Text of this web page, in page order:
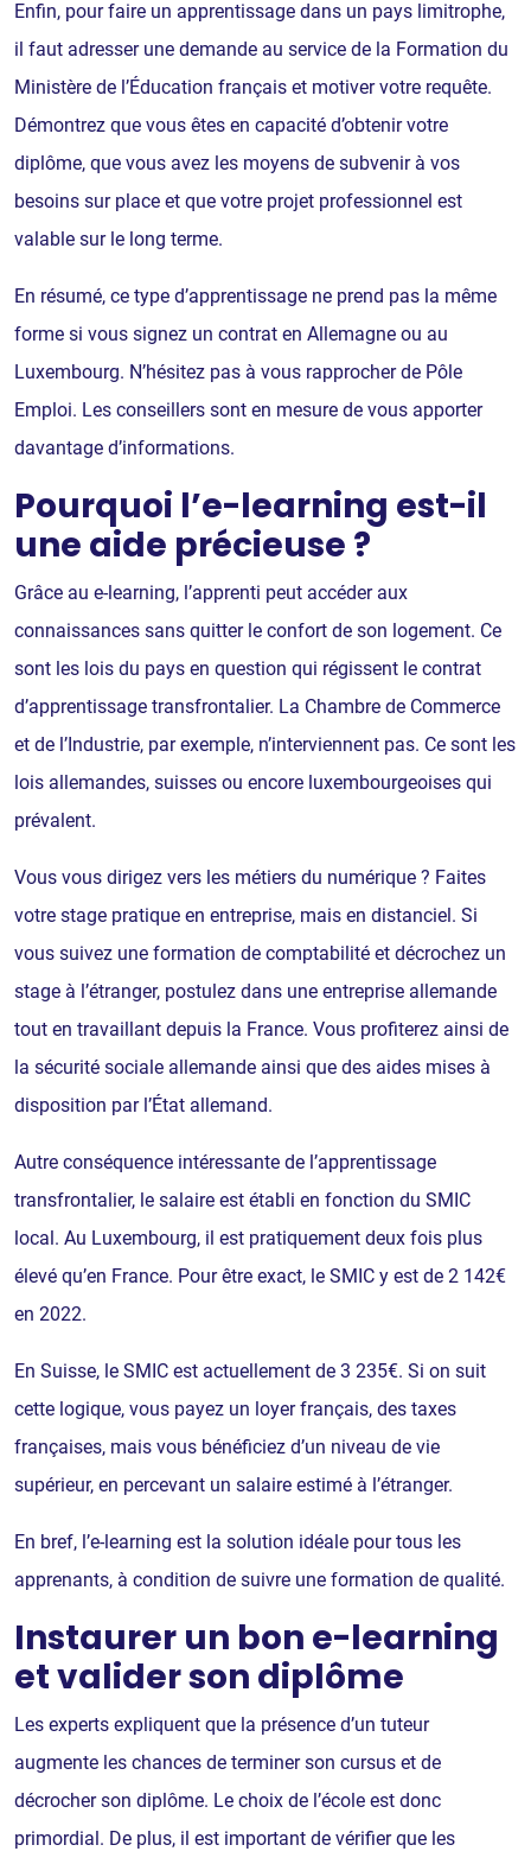
Enfin, pour faire un apprentissage dans un pays limitrophe,
il faut adresser une demande au service de la Formation du
Ministère de l’Éducation français et motiver votre requête.
Démontrez que vous êtes en capacité d’obtenir votre
diplôme, que vous avez les moyens de subvenir à vos
besoins sur place et que votre projet professionnel est
valable sur le long terme.
En résumé, ce type d’apprentissage ne prend pas la même
forme si vous signez un contrat en Allemagne ou au
Luxembourg. N’hésitez pas à vous rapprocher de Pôle
Emploi. Les conseillers sont en mesure de vous apporter
davantage d’informations.
Pourquoi l’e-learning est-il
une aide précieuse ?
Grâce au e-learning, l’apprenti peut accéder aux
connaissances sans quitter le confort de son logement. Ce
sont les lois du pays en question qui régissent le contrat
d’apprentissage transfrontalier. La Chambre de Commerce
et de l’Industrie, par exemple, n’interviennent pas. Ce sont les
lois allemandes, suisses ou encore luxembourgeoises qui
prévalent.
Vous vous dirigez vers les métiers du numérique ? Faites
votre stage pratique en entreprise, mais en distanciel. Si
vous suivez une formation de comptabilité et décrochez un
stage à l’étranger, postulez dans une entreprise allemande
tout en travaillant depuis la France. Vous profiterez ainsi de
la sécurité sociale allemande ainsi que des aides mises à
disposition par l’État allemand.
Autre conséquence intéressante de l’apprentissage
transfrontalier, le salaire est établi en fonction du SMIC
local. Au Luxembourg, il est pratiquement deux fois plus
élevé qu’en France. Pour être exact, le SMIC y est de 2 142€
en 2022.
En Suisse, le SMIC est actuellement de 3 235€. Si on suit
cette logique, vous payez un loyer français, des taxes
françaises, mais vous bénéficiez d’un niveau de vie
supérieur, en percevant un salaire estimé à l’étranger.
En bref, l’e-learning est la solution idéale pour tous les
apprenants, à condition de suivre une formation de qualité.
Instaurer un bon e-learning
et valider son diplôme
Les experts expliquent que la présence d’un tuteur
augmente les chances de terminer son cursus et de
décrocher son diplôme. Le choix de l’école est donc
primordial. De plus, il est important de vérifier que les